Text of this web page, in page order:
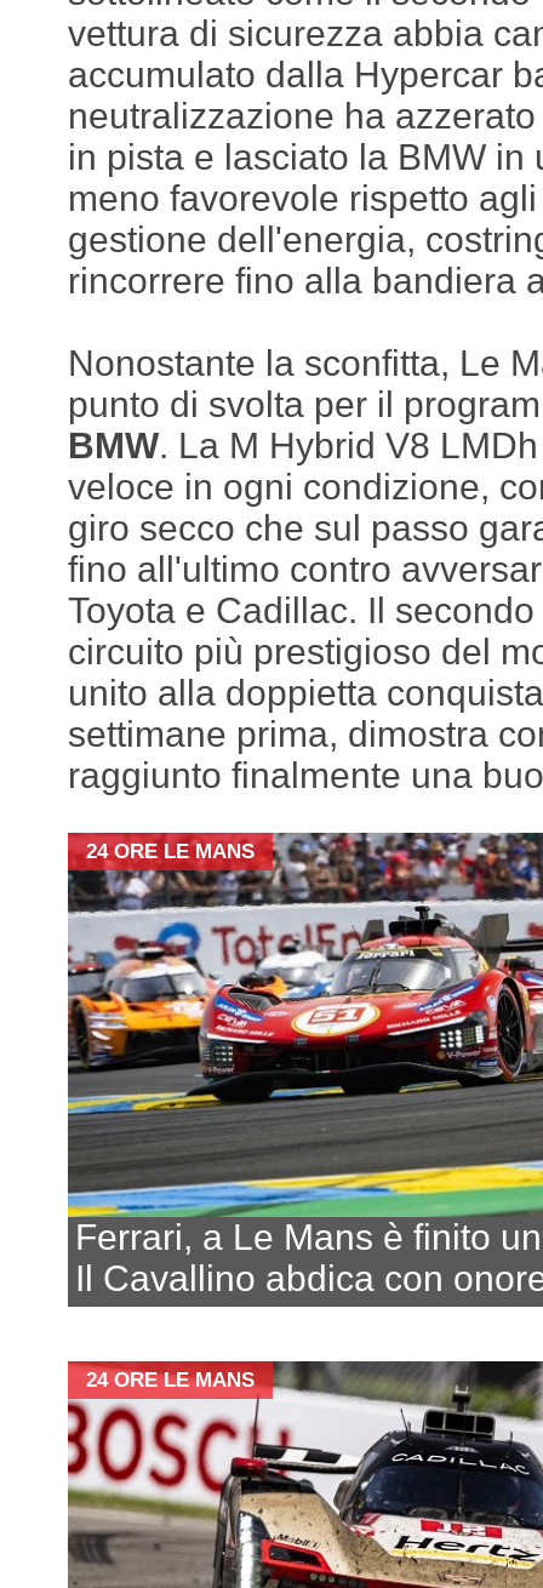
vettura di sicurezza abbia
accumulato dalla Hypercar
neutralizzazione ha
in pista e lasciato la BMW in
meno favorevole rispetto
gestione dell'energia,
rincorrere fino alla bandiera
Nonostante la sconfitta, Le
punto di svolta per il
BMW. La M Hybrid V8
veloce in ogni condizione,
giro secco che sul passo
fino all'ultimo contro
Toyota e Cadillac. Il
circuito più prestigioso del
unito alla doppietta
settimane prima, dimostra
raggiunto finalmente una
24 ORE LE MANS
Ferrari, a Le Mans è finito
Il Cavallino abdica con
24 ORE LE MANS